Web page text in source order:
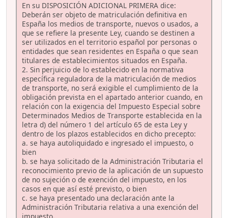
En su DISPOSICIÓN ADICIONAL PRIMERA dice:
Deberán ser objeto de matriculación definitiva en
España los medios de transporte, nuevos o usados, a
que se refiere la presente Ley, cuando se destinen a
ser utilizados en el territorio español por personas o
entidades que sean residentes en España o que sean
titulares de establecimientos situados en España.
2. Sin perjuicio de lo establecido en la normativa
específica reguladora de la matriculación de medios
de transporte, no será exigible el cumplimiento de la
obligación prevista en el apartado anterior cuando, en
relación con la exigencia del Impuesto Especial sobre
Determinados Medios de Transporte establecida en la
letra d) del número 1 del artículo 65 de esta Ley y
dentro de los plazos establecidos en dicho precepto:
a. se haya autoliquidado e ingresado el impuesto, o
bien
b. se haya solicitado de la Administración Tributaria el
reconocimiento previo de la aplicación de un supuesto
de no sujeción o de exención del impuesto, en los
casos en que así esté previsto, o bien
c. se haya presentado una declaración ante la
Administración Tributaria relativa a una exención del